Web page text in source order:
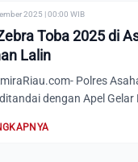
2025 | 00:00 WIB
Toba 2025 di
Lalin
Polres
dengan Apel Gelar